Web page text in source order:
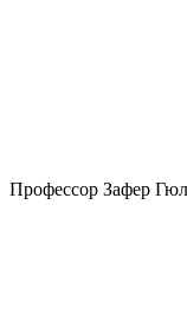
Профессор Зафер